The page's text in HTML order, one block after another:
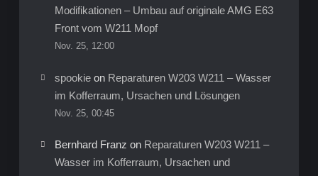
Modifikationen – Umbau auf originale AMG E63
Front vom W211 Mopf
Nov. 25, 12:00
spookieon Reparaturen W203 W211 – Wasser
im Kofferraum, Ursachen und Lösungen
Nov. 25, 00:45
Bernhard Franz on Reparaturen W203 W211 –
Wasser im Kofferraum, Ursachen und